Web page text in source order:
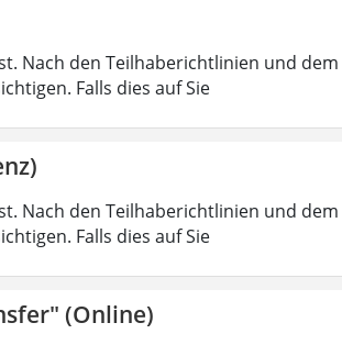
Nach den Teilhaberichtlinien und dem
Falls dies auf Sie
Nach den Teilhaberichtlinien und dem
Falls dies auf Sie
(Online)